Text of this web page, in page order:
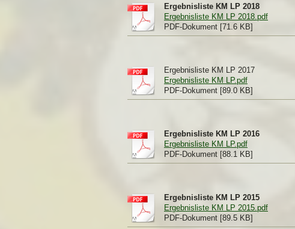
Ergebnisliste KM LP 2018
Ergebnisliste KM LP 2018.pdf
PDF-Dokument [71.6 KB]
Ergebnisliste KM LP 2017
Ergebnisliste KM LP.pdf
PDF-Dokument [89.0 KB]
Ergebnisliste KM LP 2016
Ergebnisliste KM LP.pdf
PDF-Dokument [88.1 KB]
Ergebnisliste KM LP 2015
Ergebnisliste KM LP 2015.pdf
PDF-Dokument [89.5 KB]